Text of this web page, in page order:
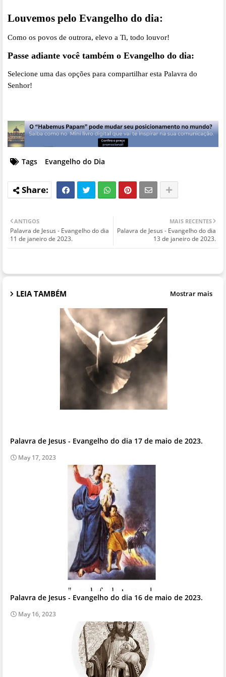
Louvemos pelo Evangelho do dia:
Como os povos de outrora, elevo a Ti, todo louvor!
Passe adiante você também o Evangelho do dia:
Selecione uma das opções para compartilhar esta Palavra do
Senhor!
Tags Evangelho do Dia
MAIS RECENTES
Palavra de Jesus - Evangelho do dia
13 de janeiro de 2023.
ANTIGOS
Palavra de Jesus - Evangelho do dia
11 de janeiro de 2023.
LEIA TAMBÉM Mostrar mais
Palavra de Jesus - Evangelho do dia 17 de maio de 2023.
May 17, 2023
Palavra de Jesus - Evangelho do dia 16 de maio de 2023.
May 16, 2023